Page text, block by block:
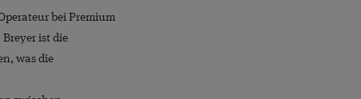
bei Premium
ist die
was die